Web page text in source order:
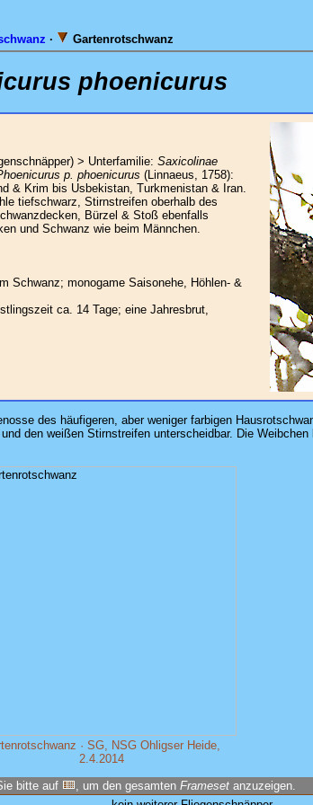
· Gartenrotschwanz
phoenicurus
> Unterfamilie: Saxicolinae
p. phoenicurus (Linnaeus, 1758):
& Krim bis Usbekistan, Turkmenistan & Iran.
tiefschwarz, Stirnstreifen oberhalb des
Bürzel & Stoß ebenfalls
und Schwanz wie beim Männchen.
Schwanz; monogame Saisonehe, Höhlen- &
ca. 14 Tage; eine Jahresbrut,
des häufigeren, aber weniger farbigen
den weißen Stirnstreifen unterscheidbar. Die
· SG, NSG Ohligser Heide,
2.4.2014
bitte auf , um den gesamten Frameset anzuzeigen.